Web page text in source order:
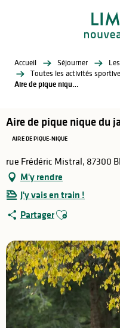
Accueil Séjourner
Toutes les activités
Aire de pique nique du jardin du tramway
Aire de pique nique du
AIRE DE PIQUE-NIQUE
rue Frédéric Mistral, 87300
M'y rendre
J'y vais en train !
PartagerAjouter aux